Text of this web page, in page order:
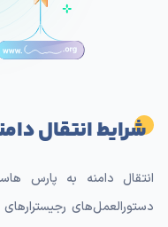
شرایط انتقال
انتقال دامنه به پارس
دستورالعمل‌های